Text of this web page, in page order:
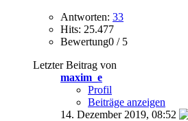
Antworten: 33
Hits: 25.477
Bewertung0 / 5
Letzter Beitrag von
maxim_e
Profil
Beiträge anzeigen
14. Dezember 2019, 08:52